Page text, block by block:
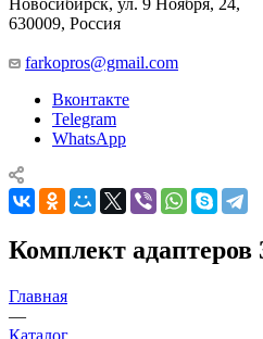
Новосибирск, ул. 9 Ноября, 24,
630009, Россия
farkopros@gmail.com
Вконтакте
Telegram
WhatsApp
Комплект
Главная
—
Каталог